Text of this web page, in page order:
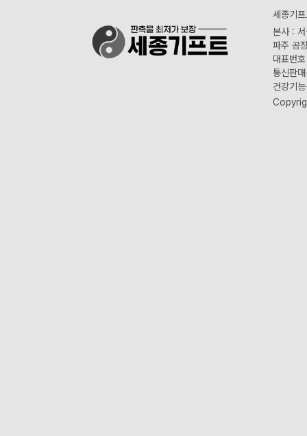
세종기
본사 :
파주 공
대표번
통신판
건강기